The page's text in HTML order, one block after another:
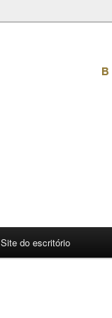
Site do escritório